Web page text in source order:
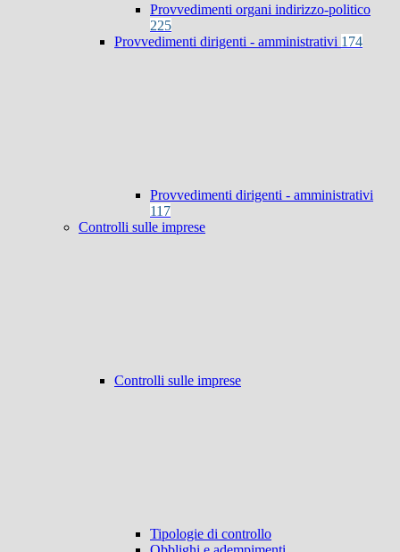
Provvedimenti organi indirizzo-politico
225
Provvedimenti dirigenti - amministrativi 174
Provvedimenti dirigenti - amministrativi
117
Controlli sulle imprese
Controlli sulle imprese
Tipologie di controllo